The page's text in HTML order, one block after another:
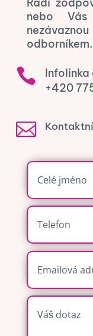
Rádi
nebo
odborníkem.

Infolinka
+420
